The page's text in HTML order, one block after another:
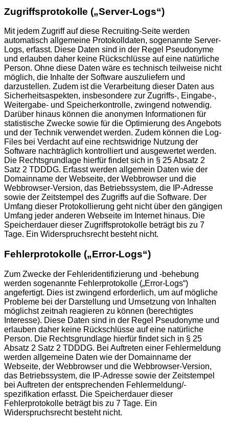
Zugriffsprotokolle („Server-Logs“)
Mit jedem Zugriff auf diese Recruiting-Seite werden
automatisch allgemeine Protokolldaten, sogenannte Server-
Logs, erfasst. Diese Daten sind in der Regel Pseudonyme
und erlauben daher keine Rückschlüsse auf eine natürliche
Person. Ohne diese Daten wäre es technisch teilweise nicht
möglich, die Inhalte der Software auszuliefern und
darzustellen. Zudem ist die Verarbeitung dieser Daten aus
Sicherheitsaspekten, insbesondere zur Zugriffs-, Eingabe-,
Weitergabe- und Speicherkontrolle, zwingend notwendig.
Darüber hinaus können die anonymen Informationen für
statistische Zwecke sowie für die Optimierung des Angebots
und der Technik verwendet werden. Zudem können die Log-
Files bei Verdacht auf eine rechtswidrige Nutzung der
Software nachträglich kontrolliert und ausgewertet werden.
Die Rechtsgrundlage hierfür findet sich in § 25 Absatz 2
Satz 2 TDDDG. Erfasst werden allgemein Daten wie der
Domainname der Webseite, der Webbrowser und die
Webbrowser-Version, das Betriebssystem, die IP-Adresse
sowie der Zeitstempel des Zugriffs auf die Software. Der
Umfang dieser Protokollierung geht nicht über den gängigen
Umfang jeder anderen Webseite im Internet hinaus. Die
Speicherdauer dieser Zugriffsprotokolle beträgt bis zu 7
Tage. Ein Widerspruchsrecht besteht nicht.
Fehlerprotokolle („Error-Logs“)
Zum Zwecke der Fehleridentifizierung und -behebung
werden sogenannte Fehlerprotokolle („Error-Logs“)
angefertigt. Dies ist zwingend erforderlich, um auf mögliche
Probleme bei der Darstellung und Umsetzung von Inhalten
möglichst zeitnah reagieren zu können (berechtigtes
Interesse). Diese Daten sind in der Regel Pseudonyme und
erlauben daher keine Rückschlüsse auf eine natürliche
Person. Die Rechtsgrundlage hierfür findet sich in § 25
Absatz 2 Satz 2 TDDDG. Bei Auftreten einer Fehlermeldung
werden allgemeine Daten wie der Domainname der
Webseite, der Webbrowser und die Webbrowser-Version,
das Betriebssystem, die IP-Adresse sowie der Zeitstempel
bei Auftreten der entsprechenden Fehlermeldung/-
spezifikation erfasst. Die Speicherdauer dieser
Fehlerprotokolle beträgt bis zu 7 Tage. Ein
Widerspruchsrecht besteht nicht.